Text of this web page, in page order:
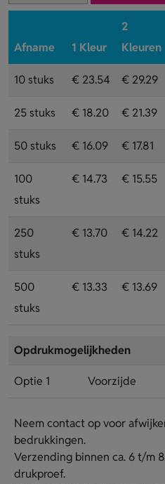
Afname 1 Kleur
2
Kleuren
10 stuks € 23.54 € 29.29
25 stuks € 18.20 € 21.39
50 stuks € 16.09 € 17.81
100
stuks
€ 14.73 € 15.55
250
stuks
€ 13.70 € 14.22
500
stuks
€ 13.33 € 13.69
Opdrukmogelijkheden
Optie 1 Voorzijde
Neem contact op voor
bedrukkingen.
Verzending binnen ca. 6 t/m
drukproef.